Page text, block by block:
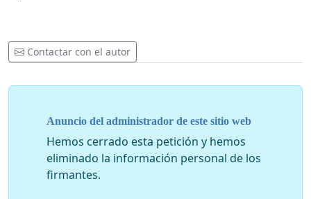
Contactar con el autor
Anuncio del administrador de este sitio web
Hemos cerrado esta petición y hemos
eliminado la información personal de los
firmantes.